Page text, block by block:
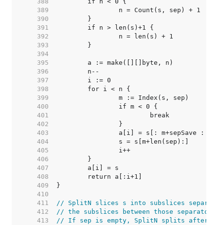
   389
   390
   391
   392
   393
   394
   395
   396
   397
   398
   399
   400
   401
   402
   403
   404
   405
   406
   407
   408
   409
   410
   411
// SplitN slices s into subslices
   412
// the subslices between those
   413
// If sep is empty, SplitN splits after